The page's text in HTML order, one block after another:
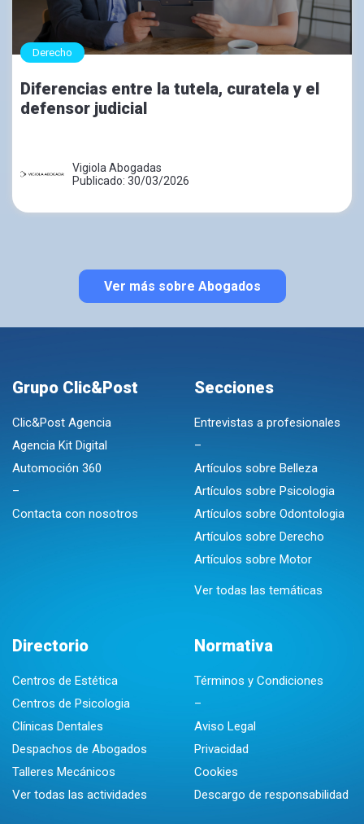
Derecho
Diferencias entre la tutela, curatela y el
defensor judicial
Vigiola Abogadas
Publicado: 30/03/2026
Ver más sobre Abogados
Grupo Clic&Post
Clic&Post Agencia
Agencia Kit Digital
Automoción 360
–
Contacta con nosotros
Secciones
Entrevistas a profesionales
–
Artículos sobre Belleza
Artículos sobre Psicologia
Artículos sobre Odontologia
Artículos sobre Derecho
Artículos sobre Motor
Ver todas las temáticas
Directorio
Centros de Estética
Centros de Psicologia
Clínicas Dentales
Despachos de Abogados
Talleres Mecánicos
Ver todas las actividades
Normativa
Términos y Condiciones
–
Aviso Legal
Privacidad
Cookies
Descargo de responsabilidad